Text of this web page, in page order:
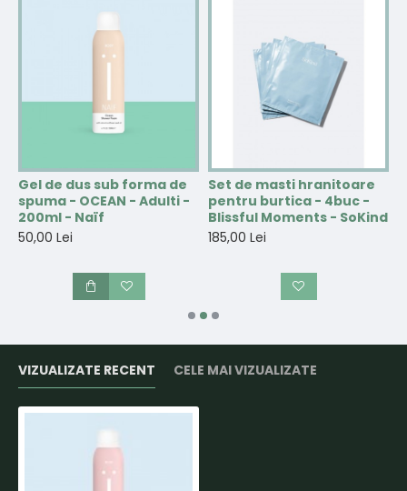
Gel de dus sub forma de
spuma - OCEAN - Adulti -
200ml - Naïf
50,00 Lei
Set de masti hranitoare
pentru burtica - 4buc -
Blissful Moments - SoKind
185,00 Lei
VIZUALIZATE RECENT CELE MAI VIZUALIZATE